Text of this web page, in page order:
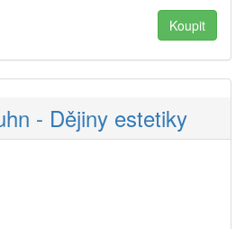
- Dějiny estetiky